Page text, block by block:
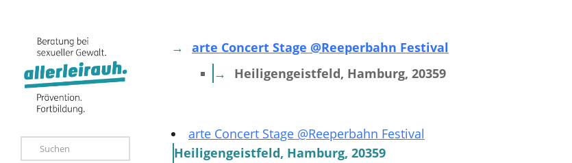
arte Concert Stage @Reeperbahn Festival
Heiligengeistfeld, Hamburg, 20359
arte Concert Stage @Reeperbahn Festival
Heiligengeistfeld, Hamburg, 20359